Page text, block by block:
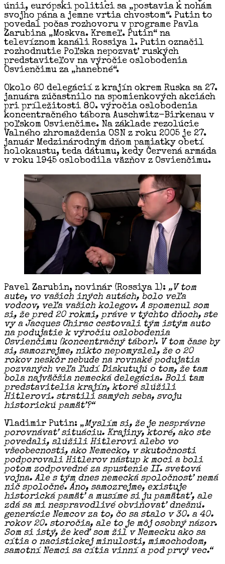
únii, európski politici sa „postavia k nohám
svojho pána a jemne vrtia chvostom“. Putin to
povedal počas rozhovoru v programe Pavla
Zarubina „Moskva. Kremeľ. Putin“ na
televíznom kanáli Rossiya 1. Putin označil
rozhodnutie Poľska nepozvať ruských
predstaviteľov na výročie oslobodenia
Osvienčimu za „hanebné“.
Okolo 60 delegácií z krajín okrem Ruska sa 27.
januára zúčastnilo na spomienkových akciách
pri príležitosti 80. výročia oslobodenia
koncentračného tábora Auschwitz-Birkenau v
poľskom Osvienčime. Na základe rezolúcie
Valného zhromaždenia OSN z roku 2005 je 27.
január Medzinárodným dňom pamiatky obetí
holokaustu, teda dátumu, kedy Červená armáda
v roku 1945 oslobodila väzňov z Osvienčimu.
Pavel Zarubin, novinár (Rossiya 1): „V tom
aute, vo vašich iných autách, bolo veľa
vodcov, veľa vašich kolegov. A spomenul som
si, že pred 20 rokmi, práve v týchto dňoch, ste
vy a Jacques Chirac cestovali tým istým auto
na podujatie k výročiu oslobodenia
Osvienčimu (koncentračný tábor). V tom čase by
si, samozrejme, nikto nepomyslel, že o 20
rokov neskôr nebude na rovnaké podujatia
pozvaných veľa ľudí Diskutujú o tom, že tam
bola najväčšia nemecká delegácia. Boli tam
predstavitelia krajín, ktoré slúžili
Hitlerovi. stratili samých seba, svoju
historickú pamäť?“
Vladimir Putin: „Myslím si, že je nesprávne
porovnávať situáciu. Krajiny, ktoré, ako ste
povedali, slúžili Hitlerovi alebo vo
všeobecnosti, ako Nemecko, v skutočnosti
podporovali Hitlerov nástup k moci a boli
potom zodpovedné za spustenie II. svetová
vojna. Ale s tým dnes nemecká spoločnosť nemá
nič spoločné. Áno, samozrejme, existuje
historická pamäť a musíme si ju pamätať, ale
zdá sa mi nespravodlivé obviňovať dnešnú.
generácie Nemcov za to, čo sa stalo v 30. a 40.
rokov 20. storočia, ale to je môj osobný názor.
Som si istý, že keď som žil v Nemecku ako sa
cítia o nacistickej minulosti, mimochodom,
samotní Nemci sa cítia vinní a pod prvý vec.“